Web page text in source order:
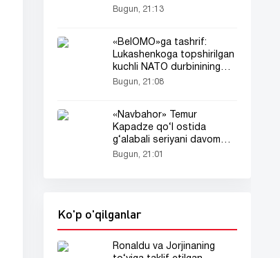
Bugun, 21:13
«BelOMO»ga tashrif:
Lukashenkoga topshirilgan
kuchli NATO durbinining
sirlari
Bugun, 21:08
«Navbahor» Temur
Kapadze qo‘l ostida
g‘alabali seriyani davom
ettirmoqda
Bugun, 21:01
Ko'p o'qilganlar
Ronaldu va Jorjinaning